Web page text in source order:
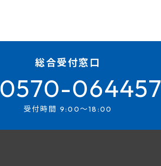
総合受付窓口
0570-064457
受付時間 9:00～18:00